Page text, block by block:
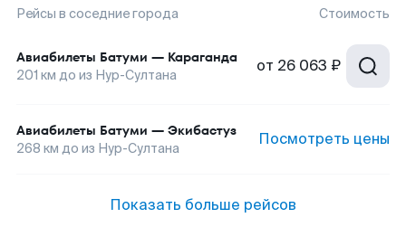
Рейсы в соседние города Стоимость
Авиабилеты Батуми — Караганда
201 км до из Нур-Султана от 26 063 ₽
Авиабилеты Батуми — Экибастуз
268 км до из Нур-Султана Посмотреть цены
Показать больше рейсов